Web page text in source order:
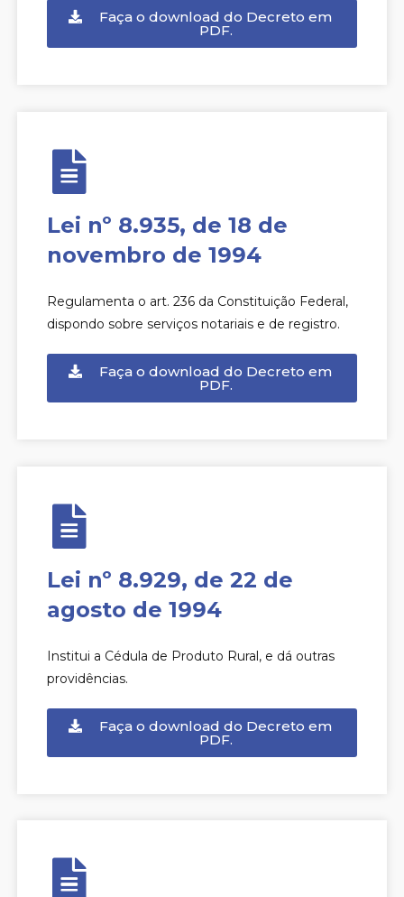
Faça o download do Decreto em
PDF.
Lei nº 8.935, de 18 de
novembro de 1994
Regulamenta o art. 236 da Constituição Federal,
dispondo sobre serviços notariais e de registro.
Faça o download do Decreto em
PDF.
Lei nº 8.929, de 22 de
agosto de 1994
Institui a Cédula de Produto Rural, e dá outras
providências.
Faça o download do Decreto em
PDF.